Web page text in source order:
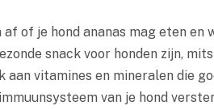
of je hond ananas mag eten en
snack voor honden zijn,
vitamines en mineralen die
van je hond